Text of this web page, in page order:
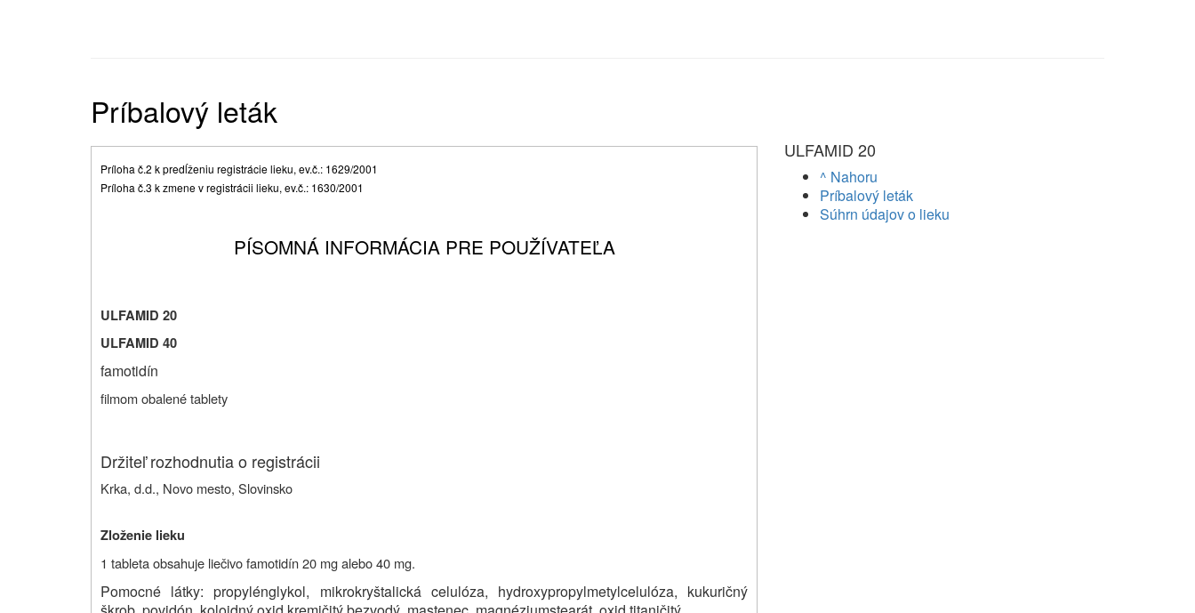
Príbalový leták
Príloha č.2 k predĺženiu registrácie lieku, ev.č.: 1629/2001
Príloha č.3 k zmene v registrácii lieku, ev.č.: 1630/2001
PÍSOMNÁ INFORMÁCIA PRE POUŽÍVATEĽA
ULFAMID 20
ULFAMID 40
famotidín
filmom obalené tablety
Držiteľ rozhodnutia o registrácii
Krka, d.d., Novo mesto, Slovinsko
Zloženie lieku
1 tableta obsahuje liečivo famotidín 20 mg alebo 40 mg.
Pomocné látky: propylénglykol, mikrokryštalická celulóza, hydroxypropylmetylcelulóza, kukuričný
ULFAMID 20
^ Nahoru
Príbalový leták
Súhrn údajov o lieku